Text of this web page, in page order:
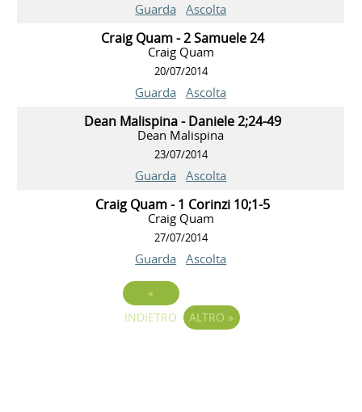
Guarda Ascolta
Craig Quam - 2 Samuele 24
Craig Quam
20/07/2014
Guarda Ascolta
Dean Malispina - Daniele 2;24-49
Dean Malispina
23/07/2014
Guarda Ascolta
Craig Quam - 1 Corinzi 10;1-5
Craig Quam
27/07/2014
Guarda Ascolta
«
INDIETRO
ALTRO »